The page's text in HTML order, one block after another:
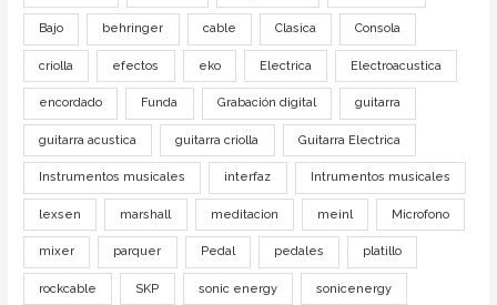
Bajo behringer cable Clasica Consola
criolla efectos eko Electrica Electroacustica
encordado Funda Grabación digital guitarra
guitarra acustica guitarra criolla Guitarra Electrica
Instrumentos musicales interfaz Intrumentos musicales
lexsen marshall meditacion meinl Microfono
mixer parquer Pedal pedales platillo
rockcable SKP sonic energy sonicenergy